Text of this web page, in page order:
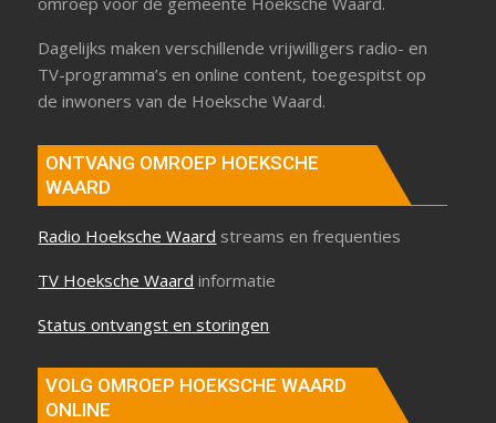
Dagelijks maken verschillende vrijwilligers radio- en
TV-programma’s en online content, toegespitst op
de inwoners van de Hoeksche Waard.
ONTVANG OMROEP HOEKSCHE
WAARD
Radio Hoeksche Waard streams en frequenties
TV Hoeksche Waard informatie
Status ontvangst en storingen
VOLG OMROEP HOEKSCHE WAARD
ONLINE